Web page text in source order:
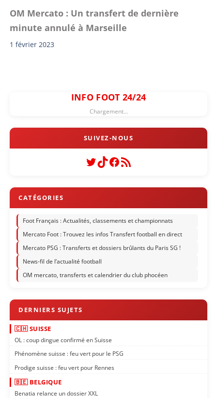
OM Mercato : Un transfert de dernière
minute annulé à Marseille
1 février 2023
INFO FOOT 24/24
Chargement...
Twitter
TikTok
Facebook
Flux RSS
Foot Français : Actualités, classements et championnats
Mercato Foot : Trouvez les infos Transfert football en direct
Mercato PSG : Transferts et dossiers brûlants du Paris SG !
News-fil de l’actualité football
OM mercato, transferts et calendrier du club phocéen
🇨🇭 SUISSE
OL : coup dingue confirmé en Suisse
Phénomène suisse : feu vert pour le PSG
Prodige suisse : feu vert pour Rennes
🇧🇪 BELGIQUE
Benatia relance un dossier XXL